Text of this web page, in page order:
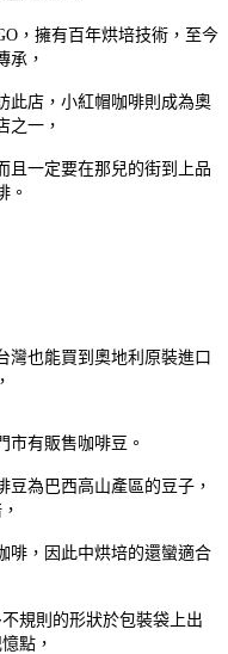
，擁有百年烘培技術，至今
承，
此店，小紅帽咖啡則成為奧
之一，
且一定要在那兒的街到上品
。
灣也能買到奧地利原裝進口
市有販售咖啡豆。
豆為巴西高山產區的豆子，
啡，因此中烘培的還蠻適合
規則的形狀於包裝袋上出
點，